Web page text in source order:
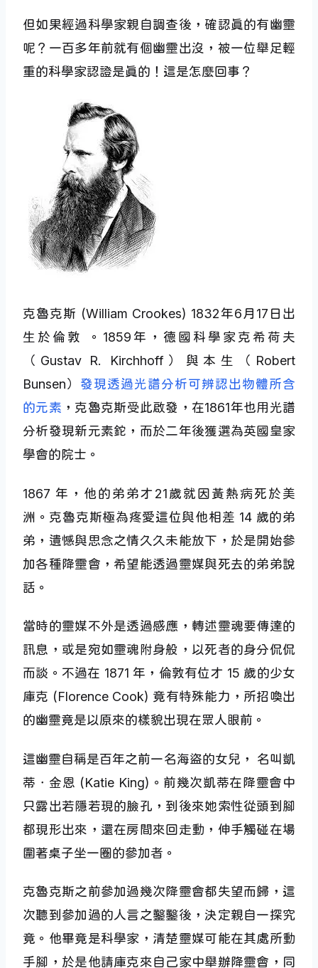
但如果經過科學家親自調查後，確認真的有幽靈
呢？一百多年前就有個幽靈出沒，被一位舉足輕
重的科學家認證是真的！這是怎麼回事？
克魯克斯 (William Crookes) 1832年6月17日出
生於倫敦 。1859年，德國科學家克希荷夫
（Gustav R. Kirchhoff）與本生（Robert
Bunsen） 發現透過光譜分析可辨認出物體所含
的元素 ，克魯克斯受此啟發，在1861年也用光譜
分析發現新元素鉈，而於二年後獲選為英國皇家
學會的院士。
1867 年，他的弟弟才21歲就因黃熱病死於美
洲。克魯克斯極為疼愛這位與他相差 14 歲的弟
弟，遺憾與思念之情久久未能放下，於是開始參
加各種降靈會，希望能透過靈媒與死去的弟弟說
話。
當時的靈媒不外是透過感應，轉述靈魂要傳達的
訊息，或是宛如靈魂附身般，以死者的身分侃侃
而談。不過在 1871 年，倫敦有位才 15 歲的少女
庫克 (Florence Cook) 竟有特殊能力，所招喚出
的幽靈竟是以原來的樣貌出現在眾人眼前。
這幽靈自稱是百年之前一名海盜的女兒， 名叫凱
蒂．金恩 (Katie King)。前幾次凱蒂在降靈會中
只露出若隱若現的臉孔，到後來她索性從頭到腳
都現形出來，還在房間來回走動，伸手觸碰在場
圍著桌子坐一圈的參加者。
克魯克斯之前參加過幾次降靈會都失望而歸，這
次聽到參加過的人言之鑿鑿後，決定親自一探究
竟。他畢竟是科學家，清楚靈媒可能在其處所動
手腳，於是他請庫克來自己家中舉辦降靈會，同